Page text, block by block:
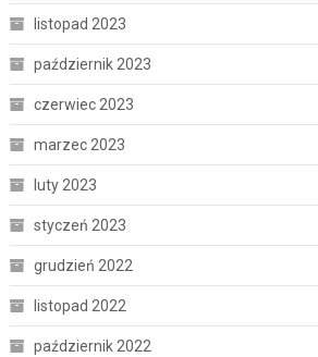
listopad 2023
październik 2023
czerwiec 2023
marzec 2023
luty 2023
styczeń 2023
grudzień 2022
listopad 2022
październik 2022